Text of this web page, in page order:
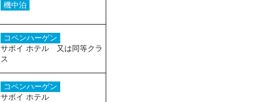
機中泊
コペンハーゲン
サボイ ホテル 又は同等クラ
ス
コペンハーゲン
サボイ ホテル